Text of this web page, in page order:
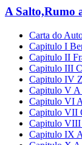
A Salto,Rumo
Carta do
Capitulo I
Capitulo II
Capitulo III
Capitulo IV
Capitulo V A
Capitulo VI
Capitulo VII
Capitulo VIII
Capitulo IX